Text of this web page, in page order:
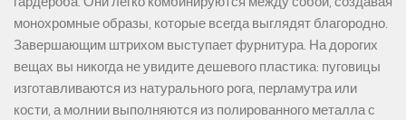
монохромные образы, которые всегда выглядят благородно.
Завершающим штрихом выступает фурнитура. На дорогих
вещах вы никогда не увидите дешевого пластика: пуговицы
изготавливаются из натурального рога, перламутра или
кости, а молнии выполняются из полированного металла с